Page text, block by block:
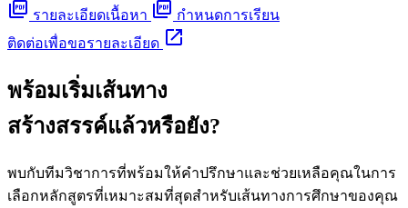
picture_as_pdf รายละเอียดเนื้อหา picture_as_pdf กำหนดการเรียน
ติดต่อเพื่อขอรายละเอียด open_in_new
พร้อมเริ่มเส้นทาง
สร้างสรรค์แล้วหรือยัง?
พบกับทีมวิชาการที่พร้อมให้คำปรึกษาและช่วยเหลือคุณในการ
เลือกหลักสูตรที่เหมาะสมที่สุดสำหรับเส้นทางการศึกษาของคุณ